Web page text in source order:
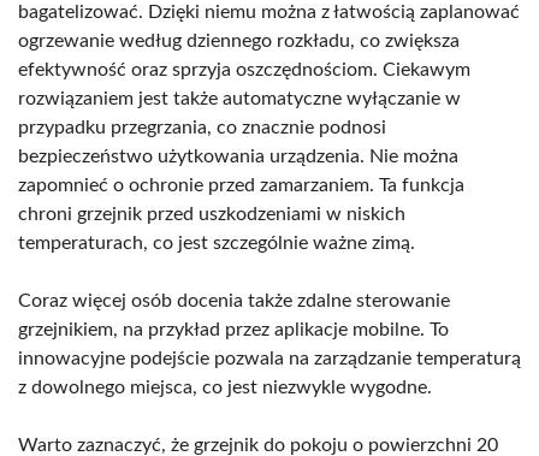
bagatelizować. Dzięki niemu można z łatwością zaplanować
ogrzewanie według dziennego rozkładu, co zwiększa
efektywność oraz sprzyja oszczędnościom. Ciekawym
rozwiązaniem jest także automatyczne wyłączanie w
przypadku przegrzania, co znacznie podnosi
bezpieczeństwo użytkowania urządzenia. Nie można
zapomnieć o ochronie przed zamarzaniem. Ta funkcja
chroni grzejnik przed uszkodzeniami w niskich
temperaturach, co jest szczególnie ważne zimą.
Coraz więcej osób docenia także zdalne sterowanie
grzejnikiem, na przykład przez aplikacje mobilne. To
innowacyjne podejście pozwala na zarządzanie temperaturą
z dowolnego miejsca, co jest niezwykle wygodne.
Warto zaznaczyć, że grzejnik do pokoju o powierzchni 20